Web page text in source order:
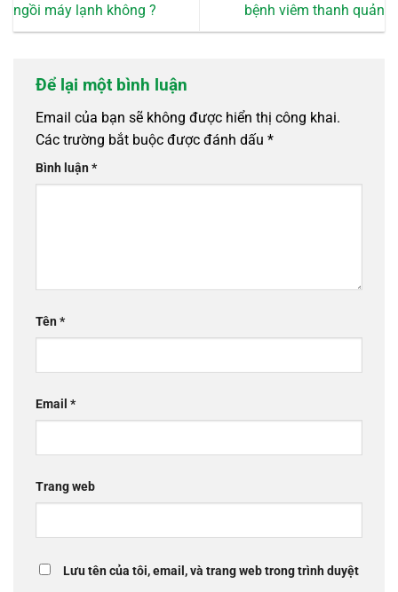
ngồi máy lạnh không ?
bệnh viêm thanh quản
Để lại một bình luận
Email của bạn sẽ không được hiển thị công khai.
Các trường bắt buộc được đánh dấu *
Bình luận*
Tên*
Email *
Trang web
Lưu tên của tôi, email, và trang web trong trình duyệt